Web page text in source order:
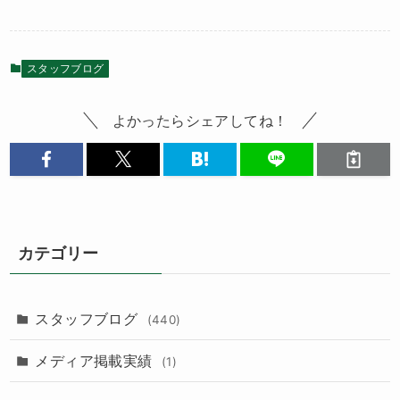
スタッフブログ
よかったらシェアしてね！
カテゴリー
スタッフブログ (440)
メディア掲載実績 (1)